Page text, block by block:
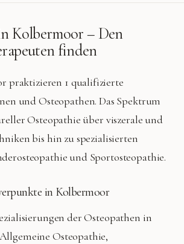
Kolbermoor– Den
finden
praktizieren 1 qualifizierte
und Osteopathen. Das Spektrum
Osteopathie über viszerale und
bis hin zu spezialisierten
und Sportosteopathie.
in Kolbermoor
der Osteopathen in
Allgemeine Osteopathie,